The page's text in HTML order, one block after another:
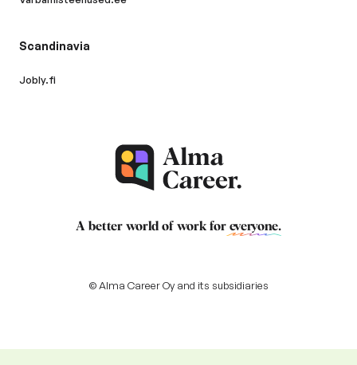
Scandinavia
Jobly.fi
A better world of work for everyone.
© Alma Career Oy and its subsidiaries